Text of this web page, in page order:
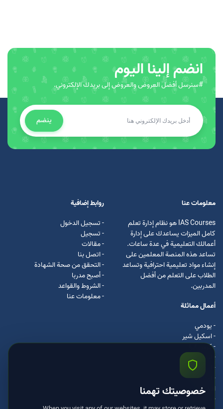
انضم إلينا اليوم
#سنرسل أفضل العروض والعروض إلى بريدك الإلكتروني.
ينضم
معلومات عنا
IAS Courses هو نظام إدارة تعلم
كامل الميزات يساعدك على إدارة
أعمالك التعليمية في عدة ساعات.
تساعد هذه المنصة المعلمين على
إنشاء مواد تعليمية احترافية وتساعد
الطلاب على التعلم من أفضل
المدربين.
روابط إضافية
- تسجيل الدخول
- تسجيل
- مقالات
- اتصل بنا
- التحقق من صحة الشهادة
- أصبح مدربا
- الشروط والقواعد
- معلومات عنا
أعمال مماثلة
- يودمي
- اسکیل شیر
- كرس ايرا
- لیندا
- اسكيل سفت
- اوداسيتي
ادكس
- مستر كلس
خصوصيتك تهمنا